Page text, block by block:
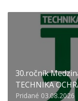
30.ročník
TECHNIKA
Pridané 03.08.2026